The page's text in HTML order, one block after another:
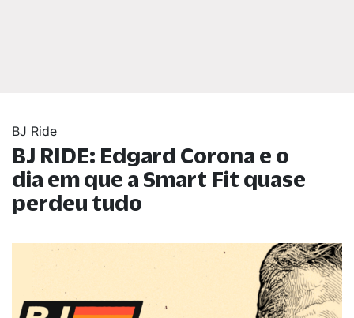
BJ Ride
BJ RIDE: Edgard Corona e o
dia em que a Smart Fit quase
perdeu tudo